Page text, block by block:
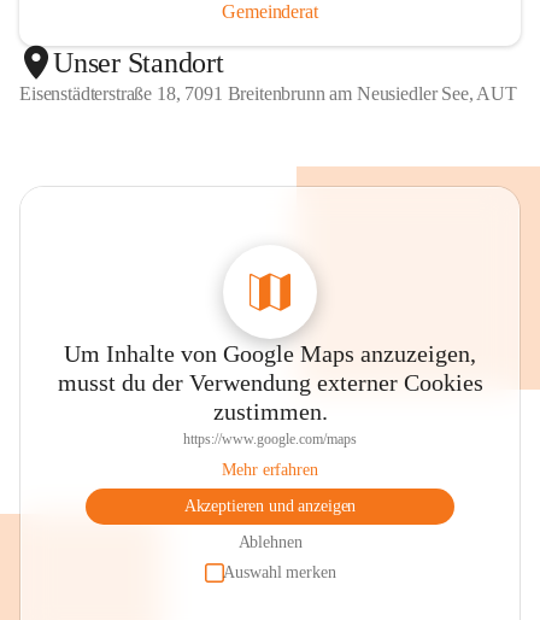
Gemeinderat
Unser Standort
Eisenstädterstraße 18, 7091 Breitenbrunn am Neusiedler See, AUT
Um Inhalte von Google Maps anzuzeigen,
musst du der Verwendung externer Cookies
zustimmen.
https://www.google.com/maps
Mehr erfahren
Akzeptieren und anzeigen
Ablehnen
Auswahl merken